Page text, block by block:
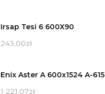
Irsap Tesi 6 600X90
243,00zł
Enix Aster A 600x1524 A-615
1 221,07zł